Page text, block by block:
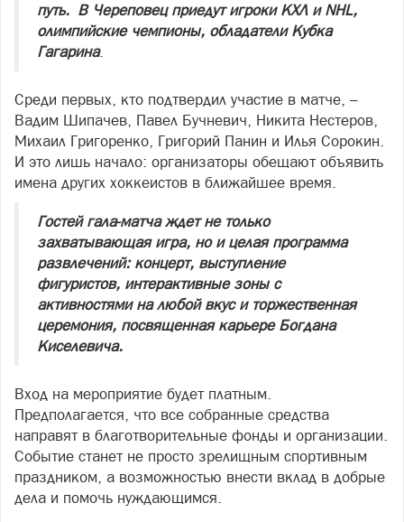
путь. В Череповец приедут игроки КХЛ и NHL,
олимпийские чемпионы, обладатели Кубка
Гагарина.
Среди первых, кто подтвердил участие в матче, –
Вадим Шипачев, Павел Бучневич, Никита Нестеров,
Михаил Григоренко, Григорий Панин и Илья Сорокин.
И это лишь начало: организаторы обещают объявить
имена других хоккеистов в ближайшее время.
Гостей гала-матча ждет не только
захватывающая игра, но и целая программа
развлечений: концерт, выступление
фигуристов, интерактивные зоны с
активностями на любой вкус и торжественная
церемония, посвященная карьере Богдана
Киселевича.
Вход на мероприятие будет платным.
Предполагается, что все собранные средства
направят в благотворительные фонды и организации.
Событие станет не просто зрелищным спортивным
праздником, а возможностью внести вклад в добрые
дела и помочь нуждающимся.